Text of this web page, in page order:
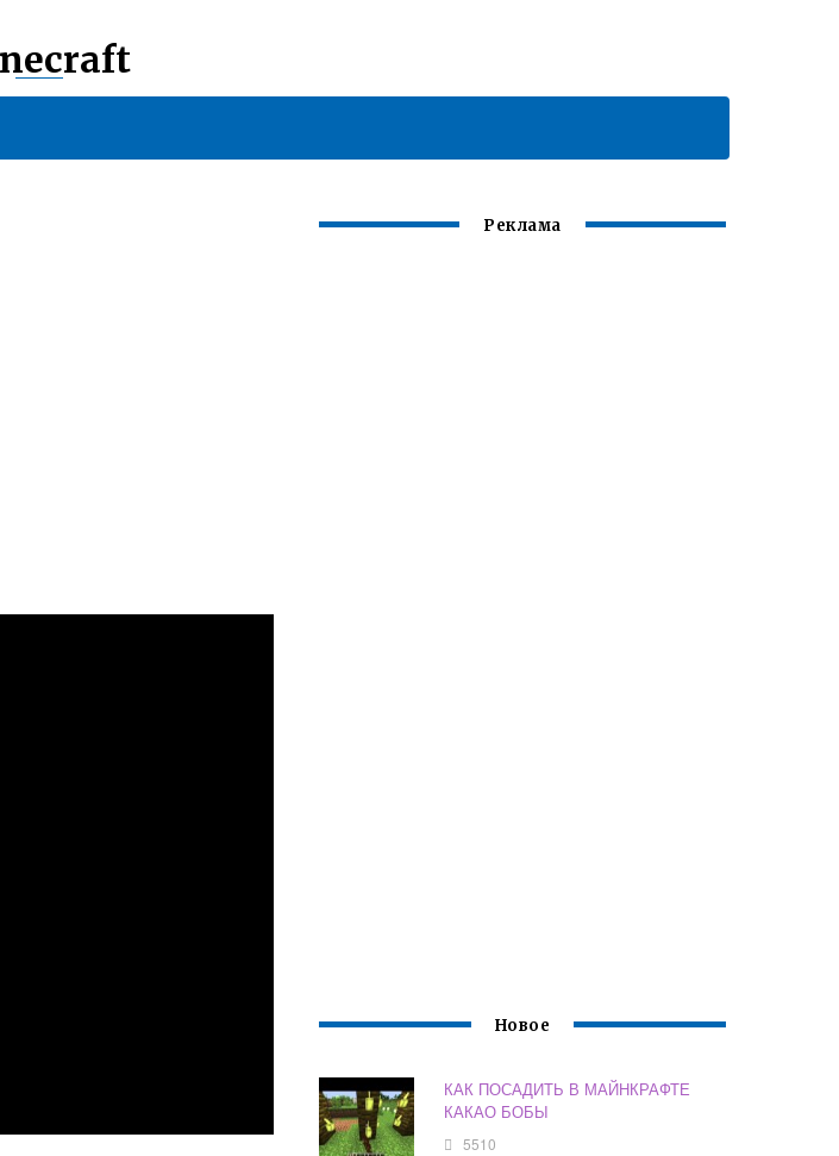
Реклама
Новое
КАК ПОСАДИТЬ В МАЙНКРАФТЕ
КАКАО БОБЫ
5510